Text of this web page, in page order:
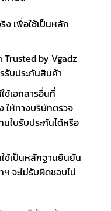
ง เพื่อใช้เป็นหลัก
by Vgadz
รับประกันสินค้า
ช้เอกสารอื่นที่
ให้ทางบริษัทตรวจ
ใบรับประกันได้หรือ
ช้เป็นหลักฐานยืนยัน
จะไม่รับผิดชอบไม่